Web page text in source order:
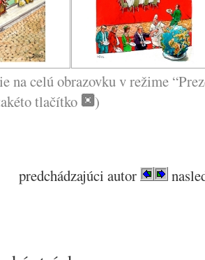
na celú obrazovku v režime
tlačítko
)
predchádzajúci autor